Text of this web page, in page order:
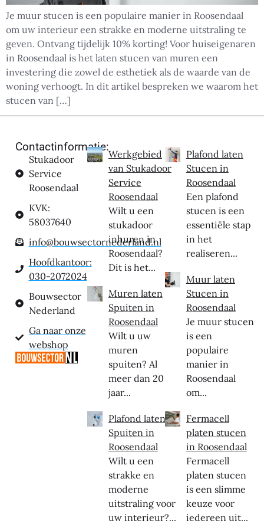
Je muur stucen is een populaire manier in Roosendaal
om uw interieur een strakke en moderne uitstraling te
geven. Ontvang tijdelijk 10% korting! Voor huiseigenaren
in Roosendaal is het laten stucen van muren een
investering die zowel de esthetiek als de waarde van de
woning verhoogt. In dit artikel bespreken we waarom het
stucen van […]
Contactinformatie:
Stukadoor
Service
Roosendaal
KVK:
58037640
info@bouwsectornederland.nl
Hoofdkantoor:
030-2072024
Bouwsector
Nederland
Ga naar onze
webshop
Werkgebied
van Stukadoor
Service
Roosendaal
Wilt u een
stukadoor
inhuren in
Roosendaal?
Dit is het...
Muren laten
Spuiten in
Roosendaal
Wilt u uw
muren
spuiten? Al
meer dan 20
jaar...
Plafond laten
Spuiten in
Roosendaal
Wilt u een
strakke en
moderne
uitstraling voor
uw interieur?...
Plafond laten
Stucen in
Roosendaal
Een plafond
stucen is een
essentiële stap
in het
realiseren...
Muur laten
Stucen in
Roosendaal
Je muur stucen
is een
populaire
manier in
Roosendaal
om...
Fermacell
platen stucen
in Roosendaal
Fermacell
platen stucen
is een slimme
keuze voor
iedereen uit...